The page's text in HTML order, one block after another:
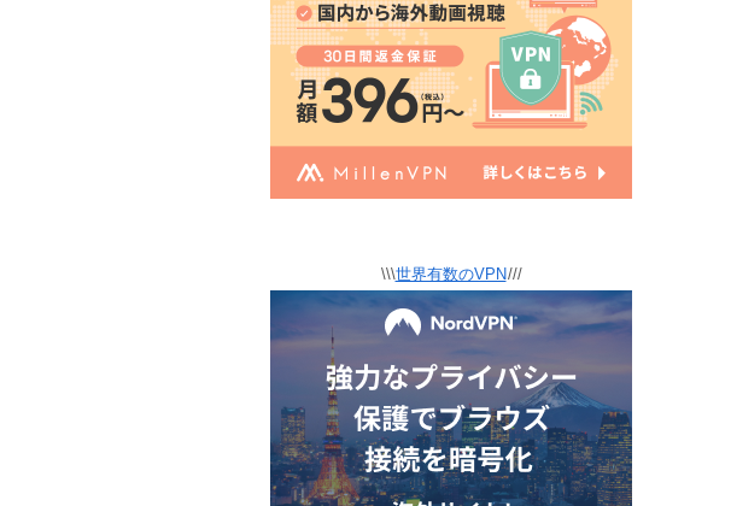
\\\世界有数のVPN///